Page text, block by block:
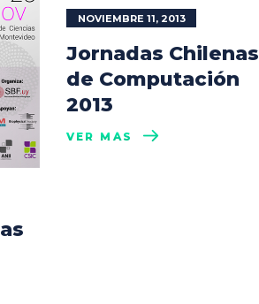
NOVIEMBRE 11, 2013
Jornadas Chilenas
de Computación
2013
VER MÁS